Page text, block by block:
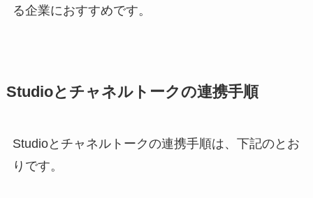
る企業におすすめです。
Studioとチャネルトークの連携手順
Studioとチャネルトークの連携手順は、下記のとお
りです。